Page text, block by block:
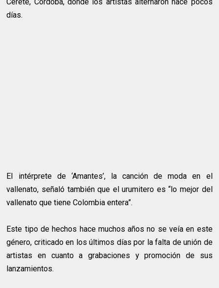
días.
El intérprete de ‘Amantes’, la canción de moda en el
vallenato, señaló también que el urumitero es “lo mejor del
vallenato que tiene Colombia entera”.
Este tipo de hechos hace muchos años no se veía en este
género, criticado en los últimos días por la falta de unión de
artistas en cuanto a grabaciones y promoción de sus
lanzamientos.